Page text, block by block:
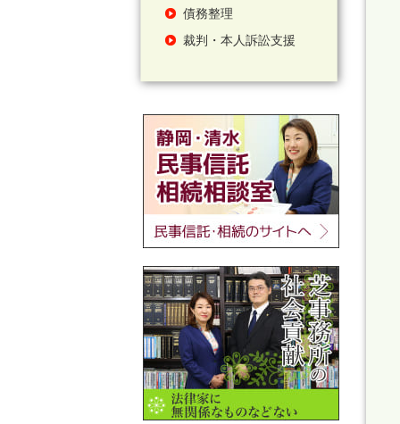
債務整理
裁判・本人訴訟支援